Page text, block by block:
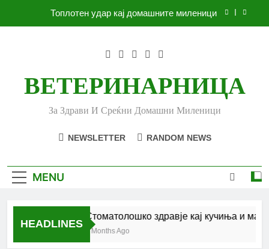
Топлотен удар кај домашните миленици
Стоматолошко здравје кај кучиња и мачки |
Убоди и угризи од инсекти кај кучињата и што
ВЕТЕРИНАРНИЦА
За Здрави И Среќни Домашни Миленици
NEWSLETTER RANDOM NEWS
MENU
HEADLINES
Стоматолошко здравје кај кучиња и
6 Months Ago